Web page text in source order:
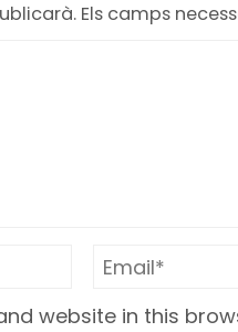
Els camps
website in this